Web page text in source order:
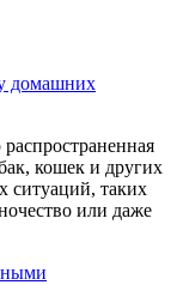
домашних
кошек и других
ситуаций, таких
или даже